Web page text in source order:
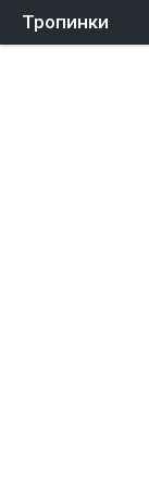
Тропинки